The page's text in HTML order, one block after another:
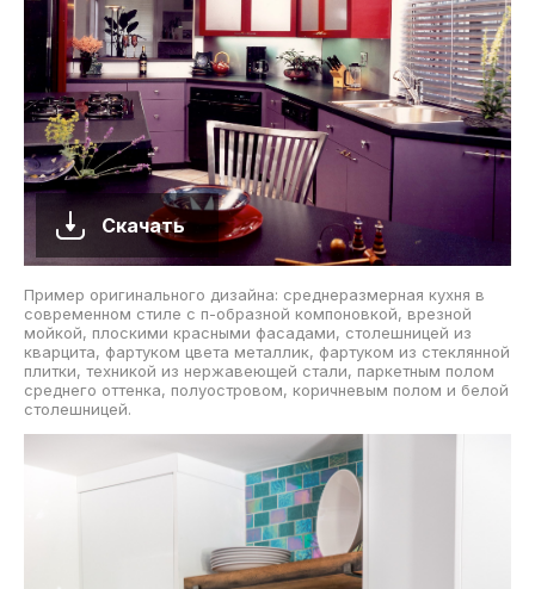
Скачать
Пример оригинального дизайна: среднеразмерная кухня в
современном стиле с п-образной компоновкой, врезной
мойкой, плоскими красными фасадами, столешницей из
кварцита, фартуком цвета металлик, фартуком из стеклянной
плитки, техникой из нержавеющей стали, паркетным полом
среднего оттенка, полуостровом, коричневым полом и белой
столешницей.